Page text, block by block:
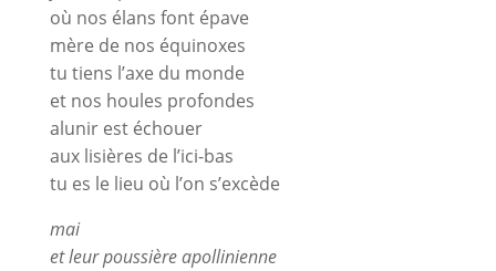
où nos élans font épave
mère de nos équinoxes
tu tiens l’axe du monde
et nos houles profondes
alunir est échouer
aux lisières de l’ici-bas
tu es le lieu où l’on s’excède
mai
et leur poussière apollinienne